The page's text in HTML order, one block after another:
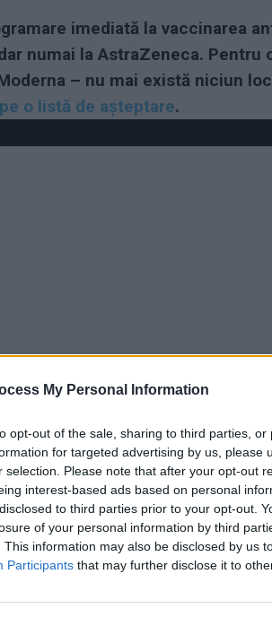
My Personal Information
opt-out of the sale, sharing to third parties,
for targeted advertising by us, please
selection. Please note that after your opt-out
interest-based ads based on personal
to third parties prior to your opt-out.
of your personal information by third
This information may also be disclosed by us
Participants that may further disclose it to
imediată la vaccinarea
numai la AstraZeneca. Pentru
– nu mai există niciun loc
o listă de așteptare.
le unor sibieni care dau o formă mai
oficialăhttps://vaccinare-
găseau vaccinuri AstraZeneca în:
Iași, Neamț, Botoșani;